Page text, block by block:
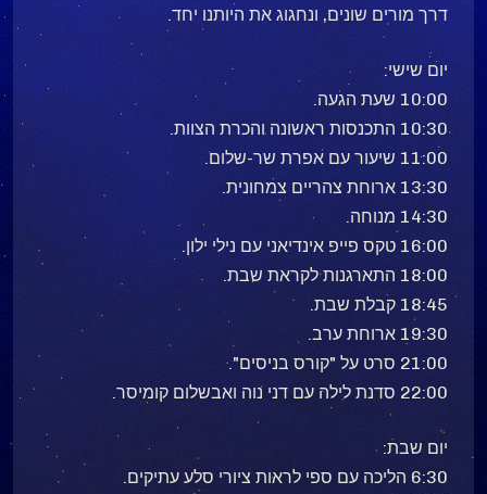
דרך מורים שונים, ונחגוג את היותנו יחד.
יום שישי:
10:00 שעת הגעה.
10:30 התכנסות ראשונה והכרת הצוות.
11:00 שיעור עם אפרת שר-שלום.
13:30 ארוחת צהריים צמחונית.
14:30 מנוחה.
16:00 טקס פייפ אינדיאני עם נילי ילון.
18:00 התארגנות לקראת שבת.
18:45 קבלת שבת.
19:30 ארוחת ערב.
21:00 סרט על "קורס בניסים".
22:00 סדנת לילה עם דני נוה ואבשלום קומיסר.
יום שבת:
6:30 הליכה עם ספי לראות ציורי סלע עתיקים.